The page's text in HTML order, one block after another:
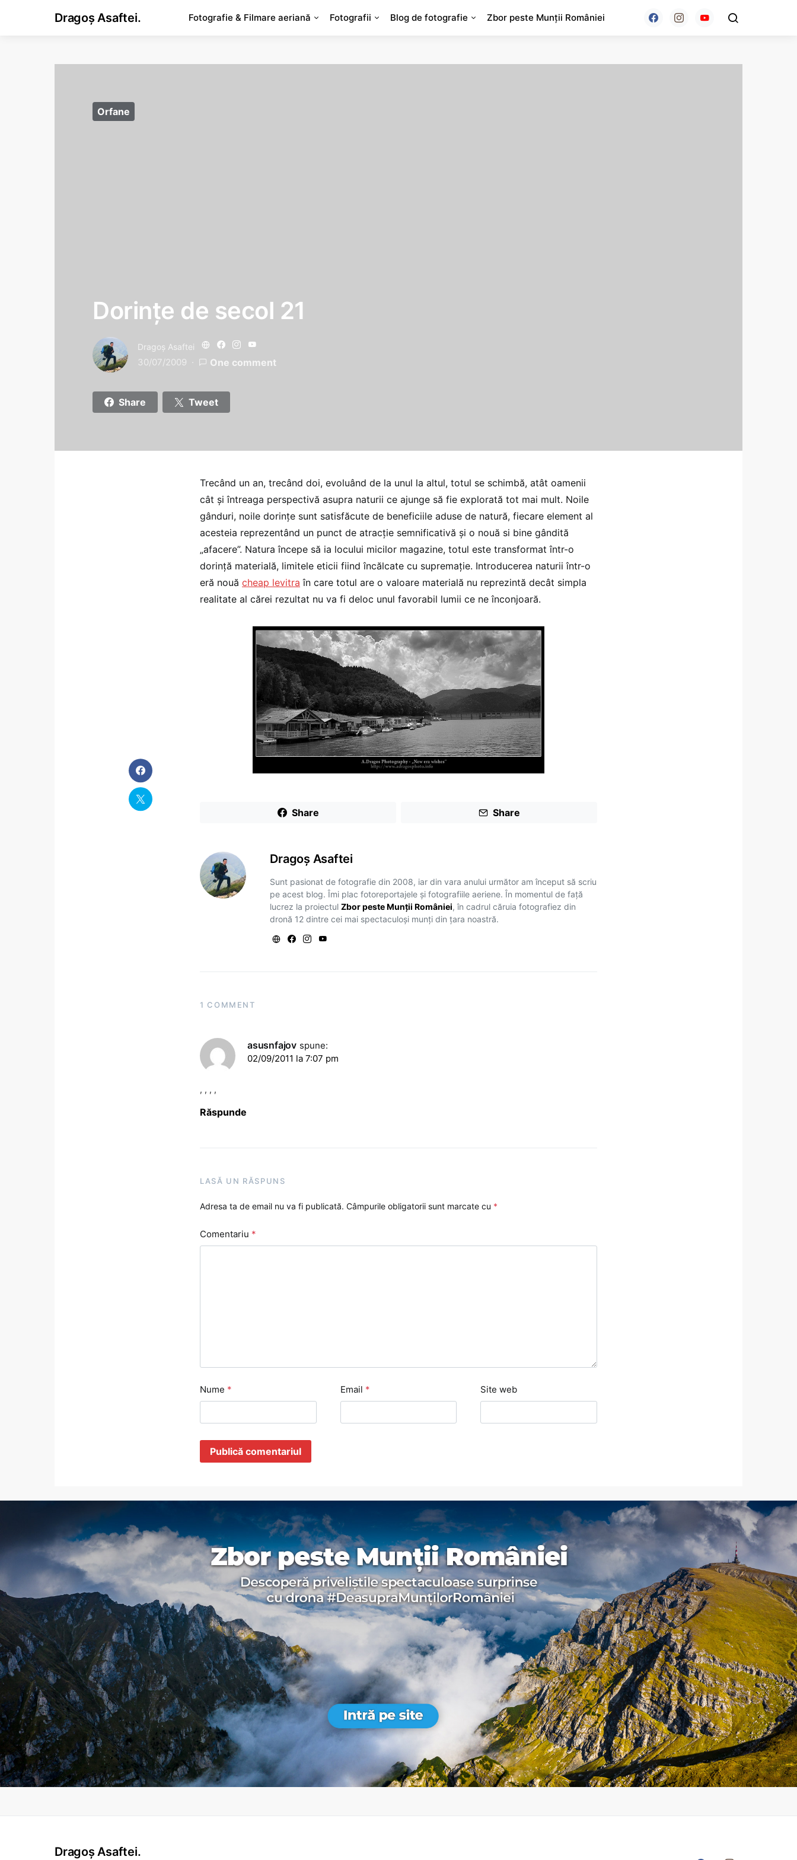
Dragoș Asaftei. Fotografie & Filmare aeriană Fotografii Blog de fotografie Zbor peste Munții României
Orfane
Dorinţe de secol 21
Dragoş Asaftei
30/07/2009 One comment
Share Tweet
Trecând un an, trecând doi, evoluând de la unul la altul, totul se schimbă, atât oamenii
cât şi întreaga perspectivă asupra naturii ce ajunge să fie explorată tot mai mult. Noile
gânduri, noile dorinţe sunt satisfăcute de beneficiile aduse de natură, fiecare element al
acesteia reprezentând un punct de atracţie semnificativă şi o nouă si bine gândită
„afacere”. Natura începe să ia locului micilor magazine, totul este transformat într-o
dorinţă materială, limitele eticii fiind încălcate cu supremaţie. Introducerea naturii într-o
eră nouă cheap levitra în care totul are o valoare materială nu reprezintă decât simpla
realitate al cărei rezultat nu va fi deloc unul favorabil lumii ce ne înconjoară.
Share Share
Dragoş Asaftei
Sunt pasionat de fotografie din 2008, iar din vara anului următor am început să scriu
pe acest blog. Îmi plac fotoreportajele și fotografiile aeriene. În momentul de față
lucrez la proiectulZbor peste Munții României, în cadrul căruia fotografiez din
dronă 12 dintre cei mai spectaculoși munți din țara noastră.
1 COMMENT
asusnfajov spune:
02/09/2011 la 7:07 pm
, , , ,
Răspunde
LASĂ UN RĂSPUNS
Adresa ta de email nu va fi publicată. Câmpurile obligatorii sunt marcate cu *
Comentariu *
Nume * Email * Site web
Dragoș Asaftei.